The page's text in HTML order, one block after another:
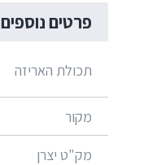
פרטים נוספים
תכולת האריזה
מקור
מק"ט יצרן